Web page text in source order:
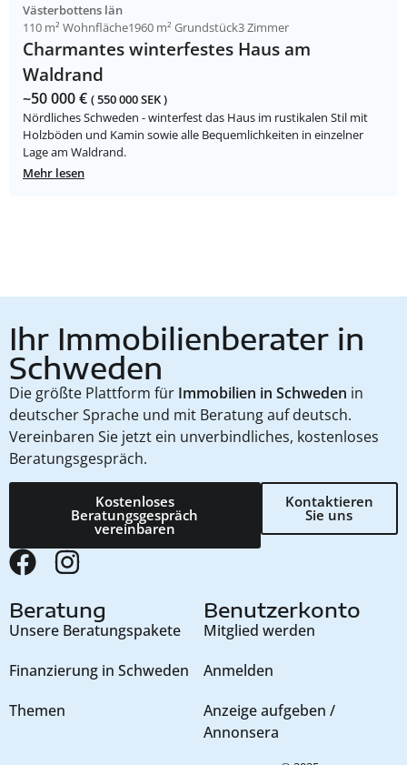
Västerbottens län
110 m² Wohnfläche1960 m² Grundstück3 Zimmer
Charmantes winterfestes Haus am
Waldrand
~50 000 € ( 550 000 SEK )
Nördliches Schweden - winterfest das Haus im rustikalen Stil mit
Holzböden und Kamin sowie alle Bequemlichkeiten in einzelner
Lage am Waldrand.
Mehr lesen
Ihr Immobilienberater in
Schweden
Die größte Plattform für Immobilien in Schweden in
deutscher Sprache und mit Beratung auf deutsch.
Vereinbaren Sie jetzt ein unverbindliches, kostenloses
Beratungsgespräch.
Kostenloses
Beratungsgespräch
vereinbaren
Kontaktieren
Sie uns
Beratung
Unsere Beratungspakete
Finanzierung in Schweden
Themen
Benutzerkonto
Mitglied werden
Anmelden
Anzeige aufgeben /
Annonsera